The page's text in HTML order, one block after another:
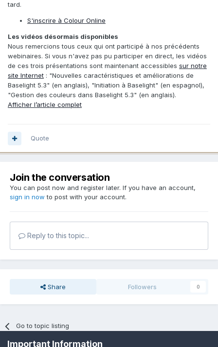
tard.
S'inscrire à Colour Online
Les vidéos désormais disponibles
Nous remercions tous ceux qui ont participé à nos précédents
webinaires. Si vous n'avez pas pu participer en direct, les vidéos
de ces trois présentations sont maintenant accessibles sur notre
site Internet : "Nouvelles caractéristiques et améliorations de
Baselight 5.3" (en anglais), "Initiation à Baselight" (en espagnol),
"Gestion des couleurs dans Baselight 5.3" (en anglais).
Afficher l’article complet
Quote
Join the conversation
You can post now and register later. If you have an account,
sign in now to post with your account.
Reply to this topic...
Share Followers 0
Go to topic listing
Important Information